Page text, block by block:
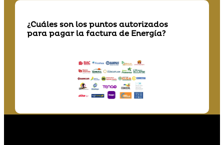
¿Cuáles son los puntos autorizados
para pagar la factura de Energía?